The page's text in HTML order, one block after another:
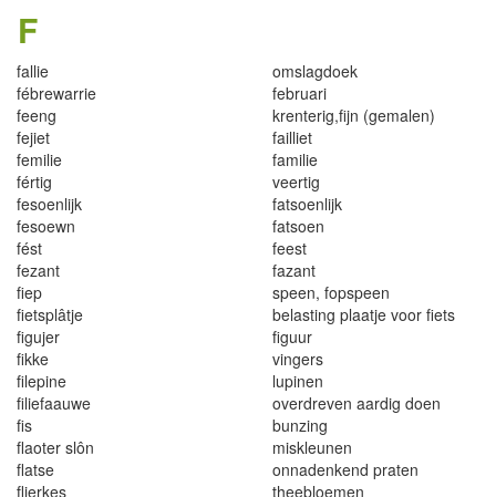
F
fallie omslagdoek
fébrewarrie februari
feeng
krenterig,fijn (gemalen)
fejiet failliet
femilie familie
fértig
veertig
fesoenlijk fatsoenlijk
fesoewn
fatsoen
fést feest
fezant fazant
fiep speen, fopspeen
fietsplâtje belasting plaatje voor fets
fgujer fguur
fkke
vingers
filepine lupinen
fliefaauwe overdreven aardig doen
fs bunzing
flaoter slôn miskleunen
flatse onnadenkend praten
flierkes theebloemen